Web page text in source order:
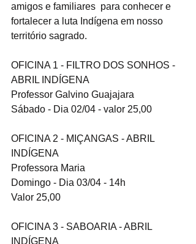
amigos e familiares  para conhecer e
fortalecer a luta Indígena em nosso
território sagrado.
OFICINA 1 - FILTRO DOS SONHOS -
ABRIL INDÍGENA
Professor Galvino Guajajara
Sábado - Dia 02/04 - valor 25,00
OFICINA 2 - MIÇANGAS - ABRIL
INDÍGENA
Professora Maria
Domingo - Dia 03/04 - 14h
Valor 25,00
OFICINA 3 - SABOARIA - ABRIL
INDÍGENA